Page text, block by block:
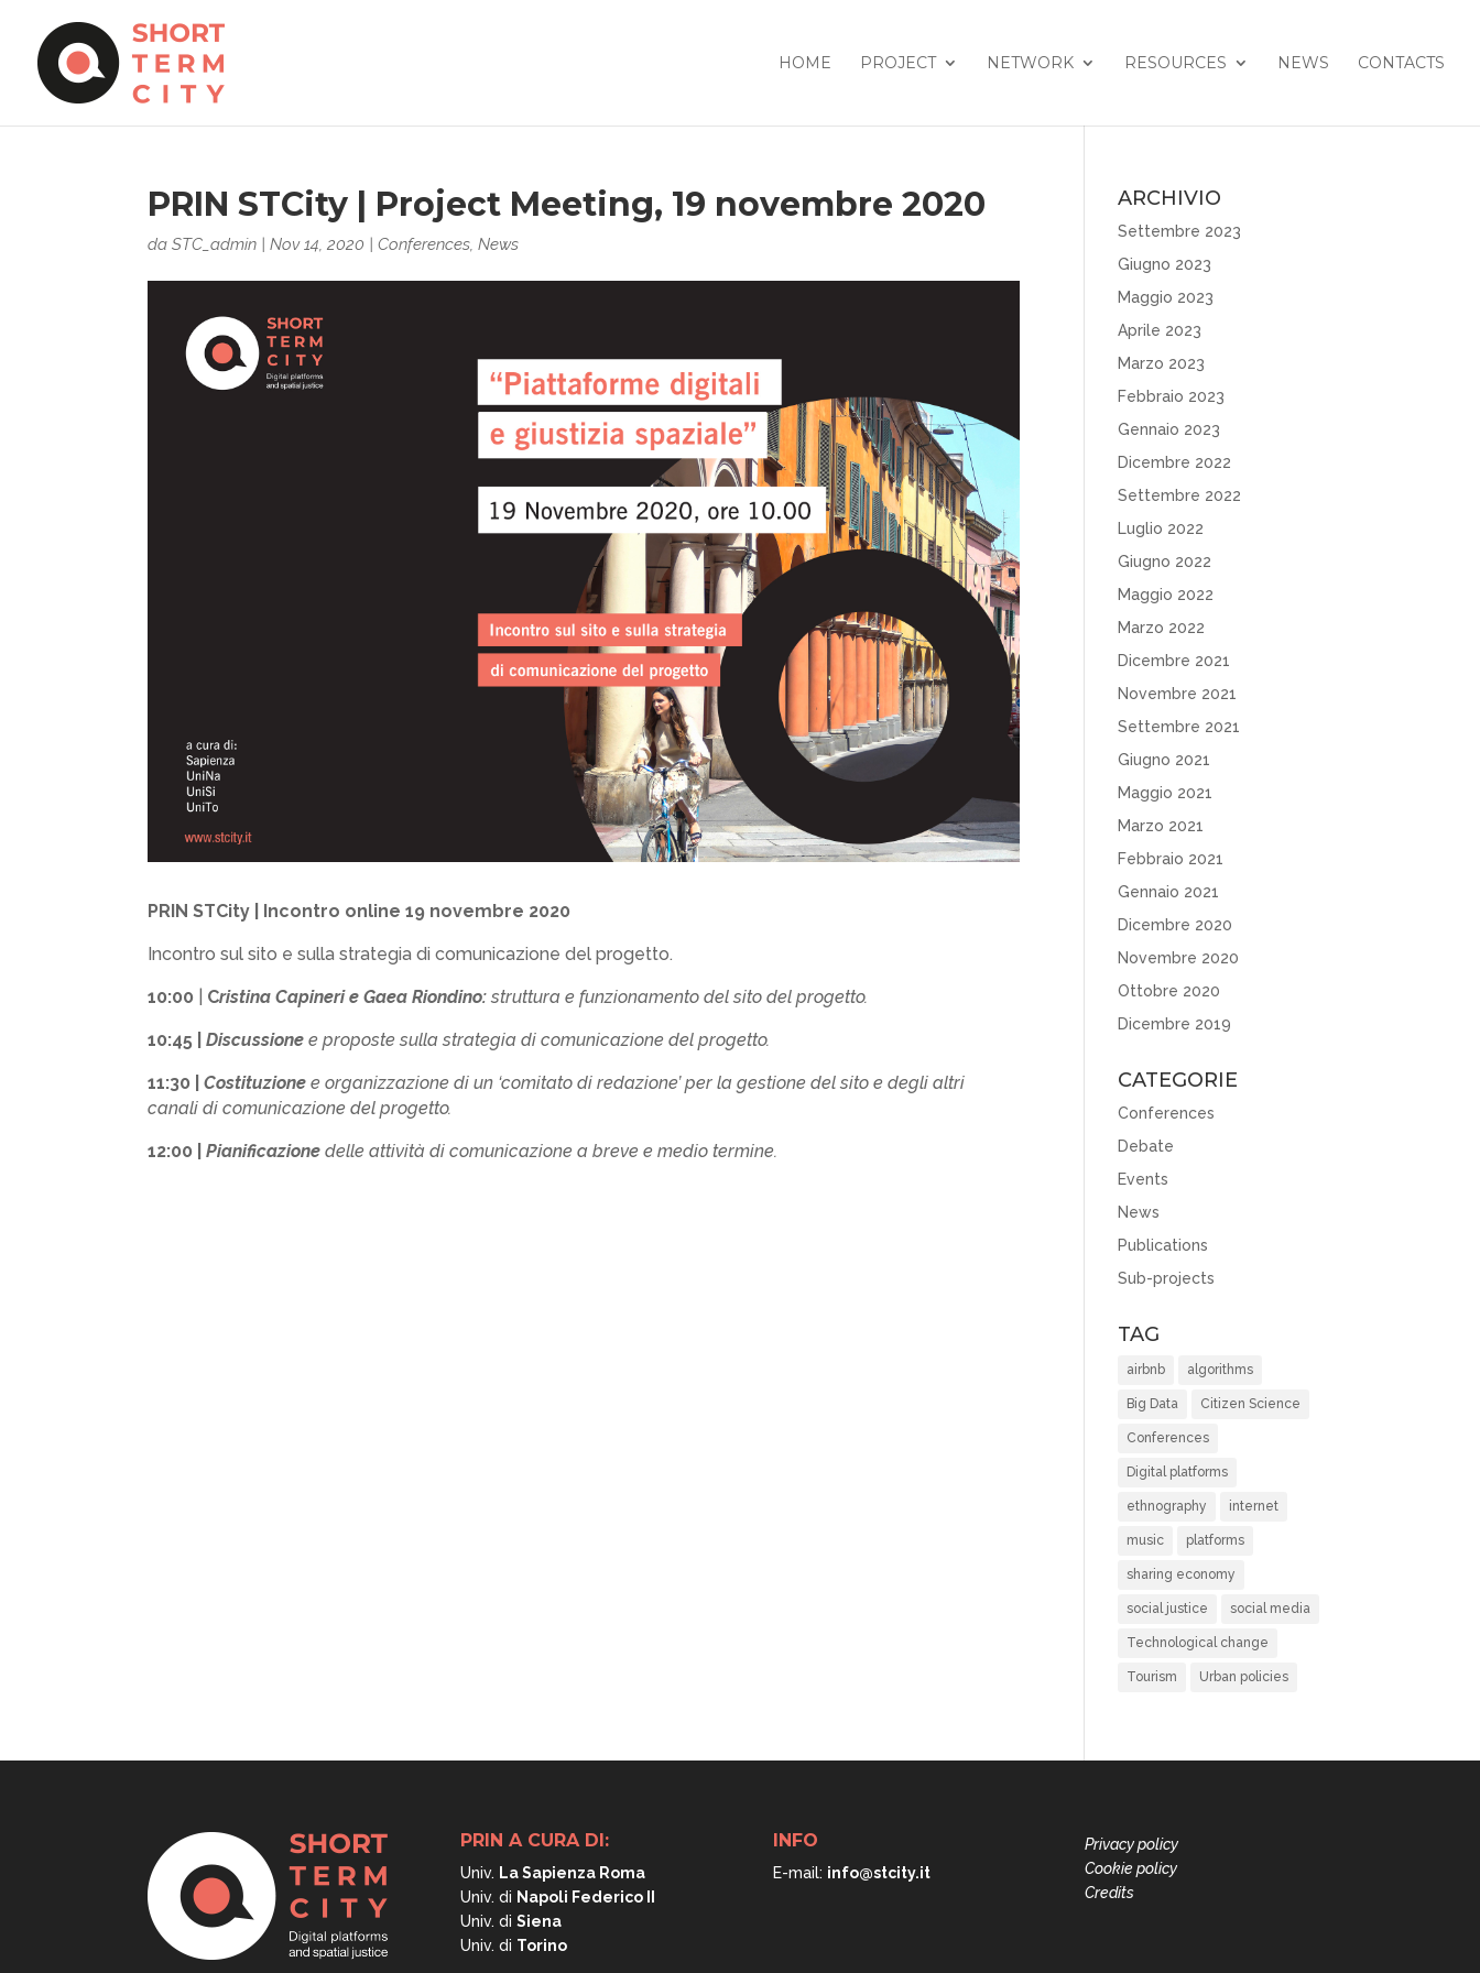
HOME PROJECT NETWORK RESOURCES NEWS CONTACTS
PRIN STCity | Project Meeting, 19 novembre 2020
daSTC_admin |Nov 14, 2020 |Conferences,News
PRIN STCity | Incontro online 19 novembre 2020
Incontro sul sito e sulla strategia di comunicazione del progetto.
10:00 Cristina Capineri e Gaea Riondino:struttura e funzionamento del sito del progetto.
10:45 |Discussione e proposte sulla strategia di comunicazione del progetto.
11:30 |Costituzione e organizzazione di un ‘comitato di redazione’ per la gestione del sito e degli altri
canali di comunicazione del progetto.
12:00 |Pianificazione delle attività di comunicazione a breve e medio termine.
ARCHIVIO
Settembre 2023
Giugno 2023
Maggio 2023
Aprile 2023
Marzo 2023
Febbraio 2023
Gennaio 2023
Dicembre 2022
Settembre 2022
Luglio 2022
Giugno 2022
Maggio 2022
Marzo 2022
Dicembre 2021
Novembre 2021
Settembre 2021
Giugno 2021
Maggio 2021
Marzo 2021
Febbraio 2021
Gennaio 2021
Dicembre 2020
Novembre 2020
Ottobre 2020
Dicembre 2019
CATEGORIE
Conferences
Debate
Events
News
Publications
Sub-projects
TAG
airbnb algorithms
Big Data Citizen Science
Conferences
Digital platforms
ethnography internet
music platforms
sharing economy
social justice social media
Technological change
Tourism Urban policies
PRIN A CURA DI:
Univ. La Sapienza Roma
Univ. di Napoli Federico II
Univ. di Siena
Univ. di Torino
INFO
E-mail: info@stcity.it
Privacy policy
Cookie policy
Credits